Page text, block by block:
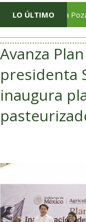
LO ÚLTIMO
Soriana Poza Rica
Avanza
presidenta
inaugura